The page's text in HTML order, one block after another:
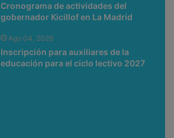
Cronograma de actividades del
gobernador Kicillof en La Madrid
Ago 04, 2026
Inscripción para auxiliares de la
educación para el ciclo lectivo 2027